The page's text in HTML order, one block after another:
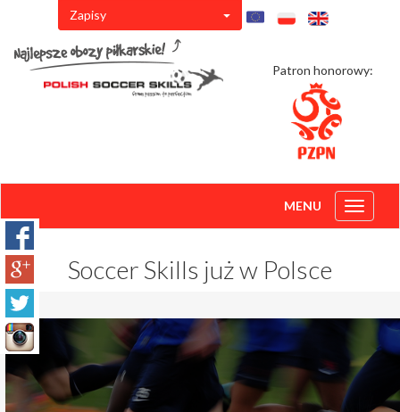
Zapisy
Patron honorowy:
Toggle
MENU
Soccer Skills już w Polsce